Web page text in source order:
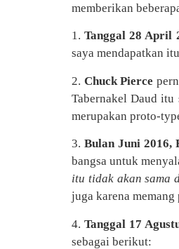
memberikan
1. Tanggal 28 April
saya mendapatkan
2. Chuck Pierce
Tabernakel Daud
merupakan proto-
3. Bulan Juni 2016,
bangsa untuk
itu tidak akan sama
juga karena
4. Tanggal 17
sebagai berikut: